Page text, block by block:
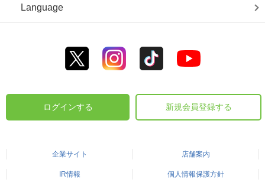
Language
ログインする 新規会員登録する
企業サイト 店舗案内
IR情報 個人情報保護方針